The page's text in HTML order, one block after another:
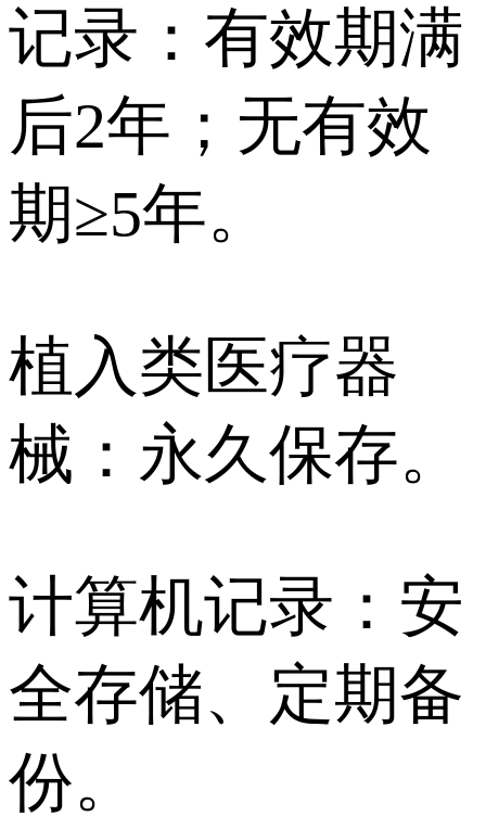
记录：有效期满
后2年；无有效
期≥5年。
植入类医疗器
械：永久保存。
计算机记录：安
全存储、定期备
份。